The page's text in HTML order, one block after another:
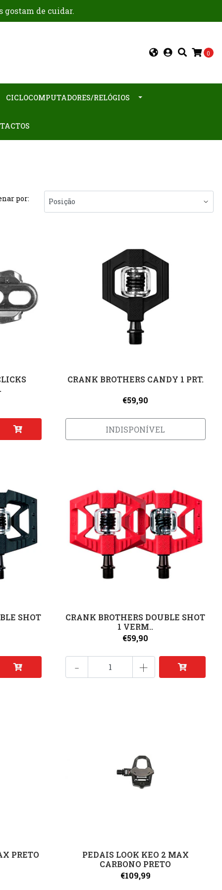
gostam de cuidar.
0
CICLOCOMPUTADORES/RELÓGIOS
por:
CRANK BROTHERS CANDY 1 PRT.
€59,90
INDISPONÍVEL
SHOT
CRANK BROTHERS DOUBLE SHOT
1 VERM..
€59,90
- +
PRETO
PEDAIS LOOK KEO 2 MAX
CARBONO PRETO
€109,99